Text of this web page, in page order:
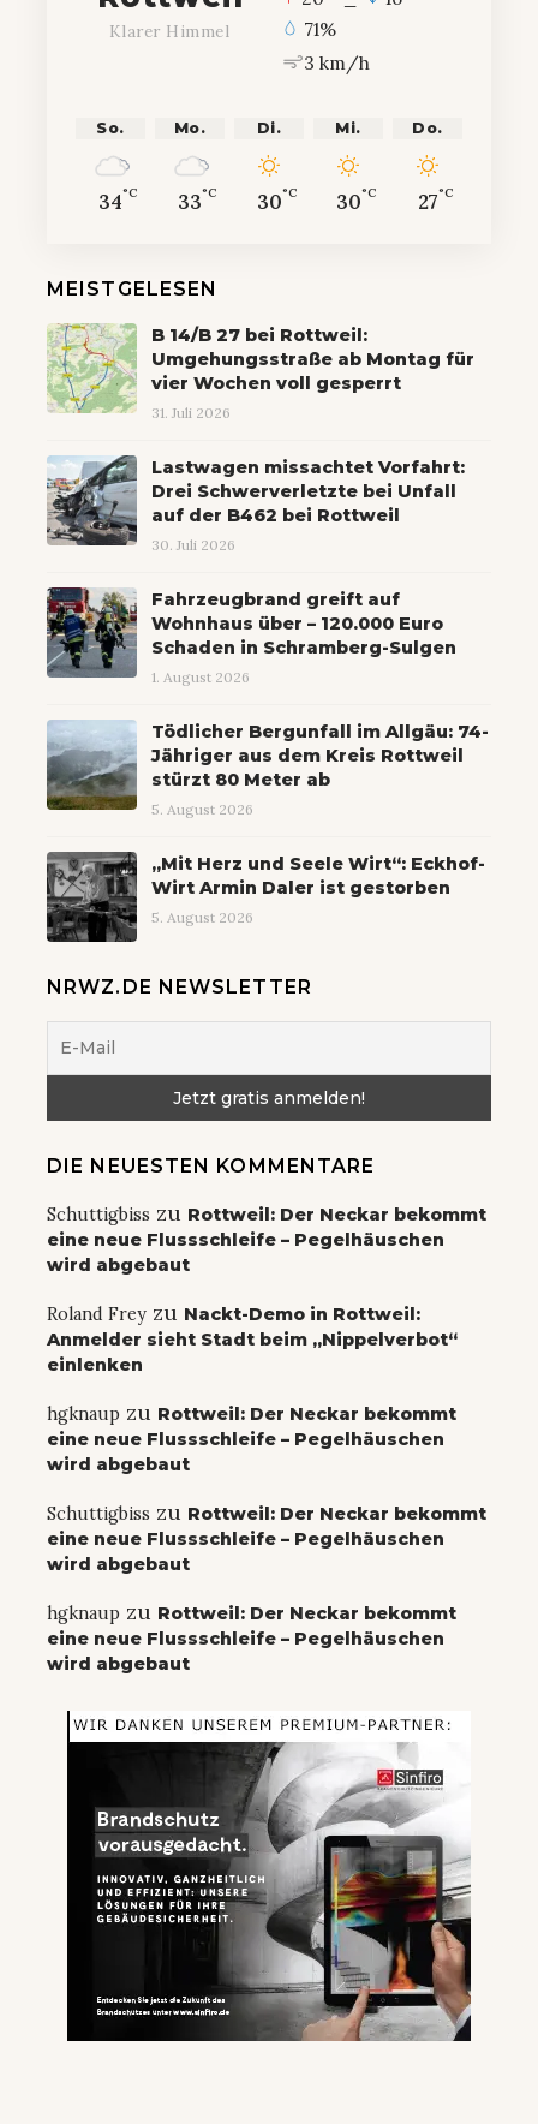
Klarer Himmel
71%
3 km/h
So.
34°C
Mo.
33°C
Di.
30°C
Mi.
30°C
Do.
27°C
MEISTGELESEN
B 14/B 27 bei Rottweil:
Umgehungsstraße ab Montag für
vier Wochen voll gesperrt
31. Juli 2026
Lastwagen missachtet Vorfahrt:
Drei Schwerverletzte bei Unfall
auf der B462 bei Rottweil
30. Juli 2026
Fahrzeugbrand greift auf
Wohnhaus über – 120.000 Euro
Schaden in Schramberg-Sulgen
1. August 2026
Tödlicher Bergunfall im Allgäu: 74-
Jähriger aus dem Kreis Rottweil
stürzt 80 Meter ab
5. August 2026
„Mit Herz und Seele Wirt“: Eckhof-
Wirt Armin Daler ist gestorben
5. August 2026
NRWZ.DE NEWSLETTER
DIE NEUESTEN KOMMENTARE
Schuttigbiss zu Rottweil: Der Neckar bekommt
eine neue Flussschleife – Pegelhäuschen
wird abgebaut
Roland Frey zu Nackt-Demo in Rottweil:
Anmelder sieht Stadt beim „Nippelverbot“
einlenken
hgknaup zu Rottweil: Der Neckar bekommt
eine neue Flussschleife – Pegelhäuschen
wird abgebaut
Schuttigbiss zu Rottweil: Der Neckar bekommt
eine neue Flussschleife – Pegelhäuschen
wird abgebaut
hgknaup zu Rottweil: Der Neckar bekommt
eine neue Flussschleife – Pegelhäuschen
wird abgebaut